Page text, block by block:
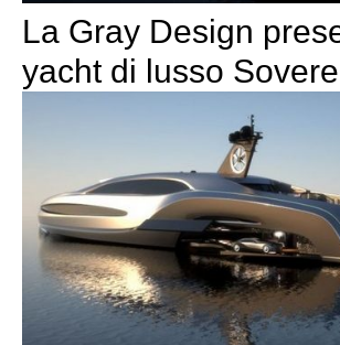
La Gray Design
yacht di lusso